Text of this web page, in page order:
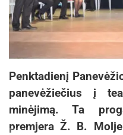
Penktadienį
panevėžiečius į
minėjimą. Ta
premjera Ž. B.